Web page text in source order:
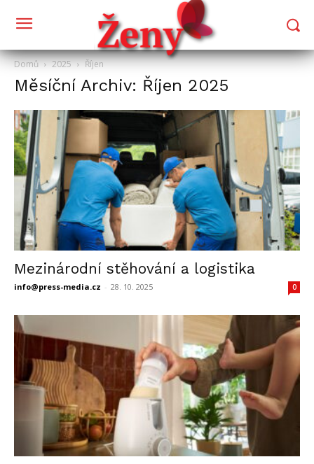
Domů 2025 Říjen
Měsíční Archiv: Říjen 2025
Mezinárodní stěhování a logistika
info@press-media.cz - 28. 10. 2025 0